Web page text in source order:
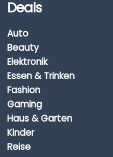
Deals
Auto
Beauty
Elektronik
Essen & Trinken
Fashion
Gaming
Haus & Garten
Kinder
Reise